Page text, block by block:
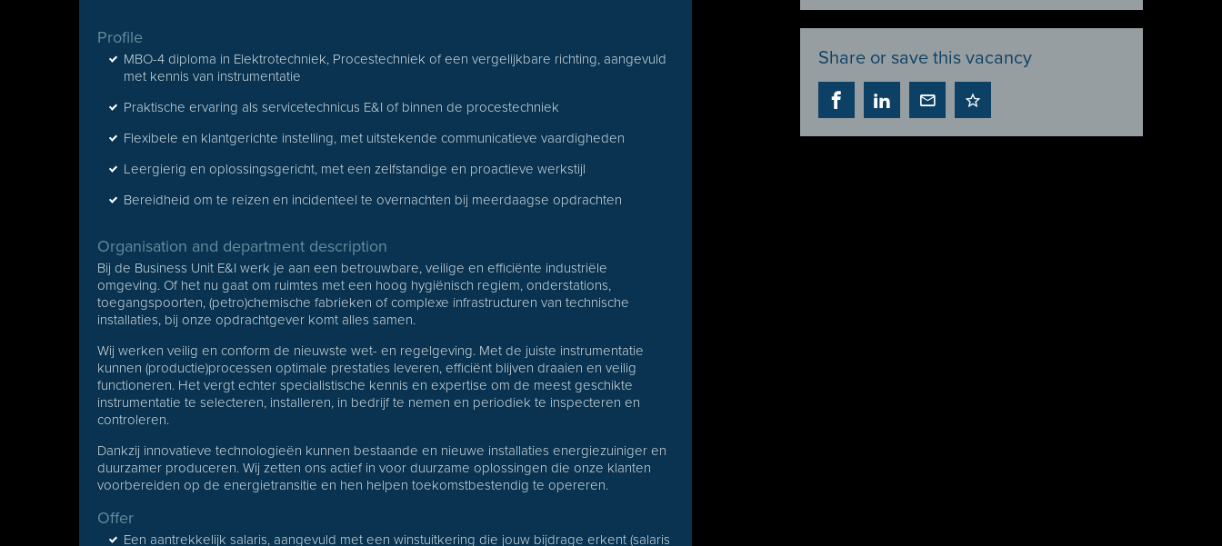
Profile
MBO-4 diploma in Elektrotechniek, Procestechniek of een vergelijkbare richting, aangevuld
met kennis van instrumentatie
Praktische ervaring als servicetechnicus E&I of binnen de procestechniek
Flexibele en klantgerichte instelling, met uitstekende communicatieve vaardigheden
Leergierig en oplossingsgericht, met een zelfstandige en proactieve werkstijl
Bereidheid om te reizen en incidenteel te overnachten bij meerdaagse opdrachten
Organisation and department description
Bij de Business Unit E&I werk je aan een betrouwbare, veilige en efficiënte industriële
omgeving. Of het nu gaat om ruimtes met een hoog hygiënisch regiem, onderstations,
toegangspoorten, (petro)chemische fabrieken of complexe infrastructuren van technische
installaties, bij onze opdrachtgever komt alles samen.
Wij werken veilig en conform de nieuwste wet- en regelgeving. Met de juiste instrumentatie
kunnen (productie)processen optimale prestaties leveren, efficiënt blijven draaien en veilig
functioneren. Het vergt echter specialistische kennis en expertise om de meest geschikte
instrumentatie te selecteren, installeren, in bedrijf te nemen en periodiek te inspecteren en
controleren.
Dankzij innovatieve technologieën kunnen bestaande en nieuwe installaties energiezuiniger en
duurzamer produceren. Wij zetten ons actief in voor duurzame oplossingen die onze klanten
voorbereiden op de energietransitie en hen helpen toekomstbestendig te opereren.
Offer
Een aantrekkelijk salaris, aangevuld met een winstuitkering die jouw bijdrage erkent (salaris
Share or save this vacancy